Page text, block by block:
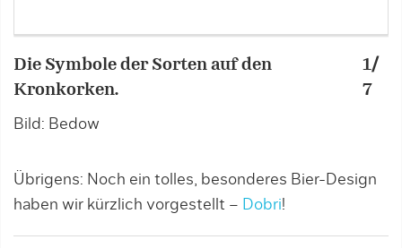
Die Symbole der Sorten auf den
Kronkorken.
Bild: Bedow
1/
7
Übrigens: Noch ein tolles, besonderes Bier-Design
haben wir kürzlich vorgestellt – Dobri!